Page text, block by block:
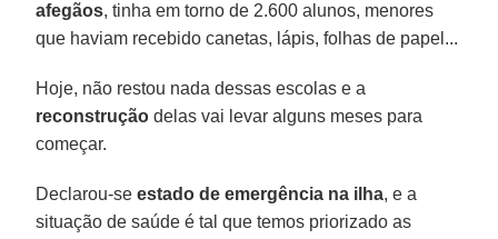
afegãos, tinha em torno de 2.600 alunos, menores
que haviam recebido canetas, lápis, folhas de papel...
Hoje, não restou nada dessas escolas e a
reconstrução delas vai levar alguns meses para
começar.
Declarou-seestado de emergência na ilha, e a
situação de saúde é tal que temos priorizado as